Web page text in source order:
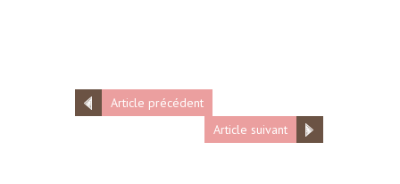
Article précédent
Article suivant